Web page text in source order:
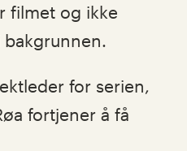
filmet og ikke
for serien,
fortjener å få